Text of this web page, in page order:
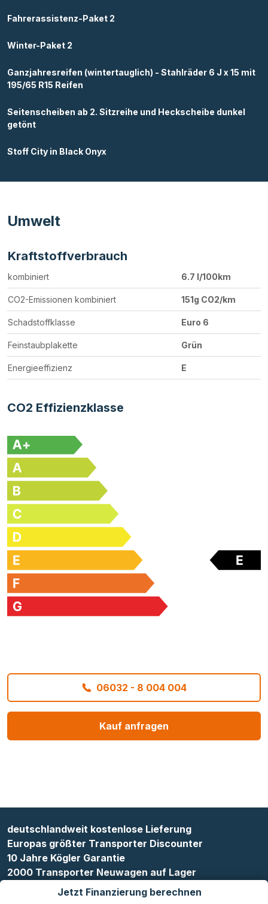
Fahrerassistenz-Paket 2
Winter-Paket 2
Ganzjahresreifen (wintertauglich) - Stahlräder 6 J x 15 mit
195/65 R15 Reifen
Seitenscheiben ab 2. Sitzreihe und Heckscheibe dunkel
getönt
Stoff City in Black Onyx
Umwelt
Kraftstoffverbrauch
kombiniert 6.7 l/100km
CO2-Emissionen kombiniert 151g CO2/km
Schadstoffklasse Euro 6
Feinstaubplakette Grün
Energieeffizienz E
CO2 Effizienzklasse
06032 - 8 004 004
Kauf anfragen
Jetzt Finanzierung berechnen
deutschlandweit kostenlose Lieferung
Europas größter Transporter Discounter
10 Jahre Kögler Garantie
2000 Transporter Neuwagen auf Lager